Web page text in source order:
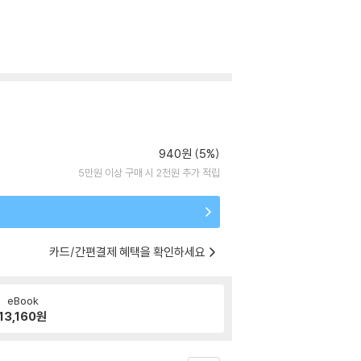
940원 (5%)
5만원 이상 구매 시 2천원 추가 적립
카드/간편결제 혜택을 확인하세요
eBook
원